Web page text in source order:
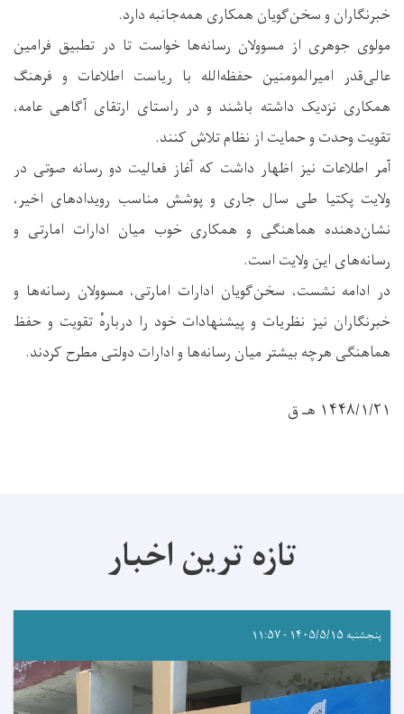
خبرنگاران و سخن‌گویان همکاری همه‌جانبه دارد.
مولوی جوهری از مسوولان رسانه‌ها خواست تا در تطبیق فرامین
عالی‌قدر امیرالمومنین حفظه‌الله با ریاست اطلاعات و فرهنگ
همکاری نزدیک داشته باشند و در راستای ارتقای آگاهی عامه،
تقویت وحدت و حمایت از نظام تلاش کنند.
آمر اطلاعات نیز اظهار داشت که آغاز فعالیت دو رسانه صوتی در
ولایت پکتیا طی سال جاری و پوشش مناسب رویدادهای اخیر،
نشان‌دهنده هماهنگی و همکاری خوب میان ادارات امارتی و
رسانه‌های این ولایت است.
در ادامه نشست، سخن‌گویان ادارات امارتی، مسوولان رسانه‌ها و
خبرنگاران نیز نظریات و پیشنهادات خود را دربارهٔ تقویت و حفظ
هماهنگی هرچه بیشتر میان رسانه‌ها و ادارات دولتی مطرح کردند.
۱۴۴۸/۱/۲۱ هـ ق
تازه ترین اخبار
پنجشنبه ۱۴۰۵/۵/۱۵ - ۱۱:۵۷